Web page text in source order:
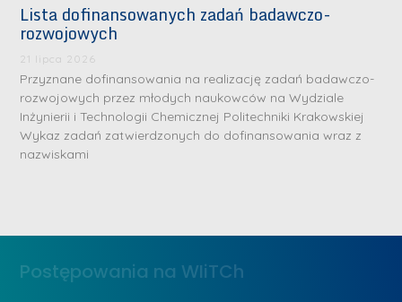
Lista dofinansowanych zadań badawczo-
rozwojowych
21 lipca 2026
Przyznane dofinansowania na realizację zadań badawczo-
rozwojowych przez młodych naukowców na Wydziale
Inżynierii i Technologii Chemicznej Politechniki Krakowskiej
Wykaz zadań zatwierdzonych do dofinansowania wraz z
nazwiskami
Postępowania na WIiTCh
S
r
e
b
r
n
d
a
D
ż
M